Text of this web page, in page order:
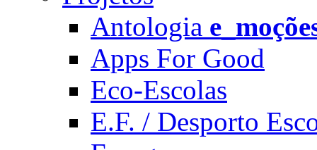
Antologia
Apps For Good
Eco-Escolas
E.F. / Desporto